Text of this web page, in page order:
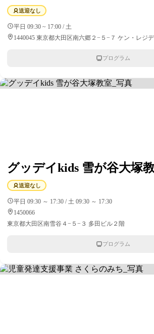
送迎なし
平日 09:30 ~ 17:00 / 土
1440045 東京都大田区南六郷２−５−７ ケン・レジ
プログラム
グッデイkids 雪が谷大塚
送迎なし
平日 09:30 ～ 17:30 / 土 09:30 ～ 17:30
1450066
東京都大田区南雪谷４−５−３ 多田ビル２階
プログラム